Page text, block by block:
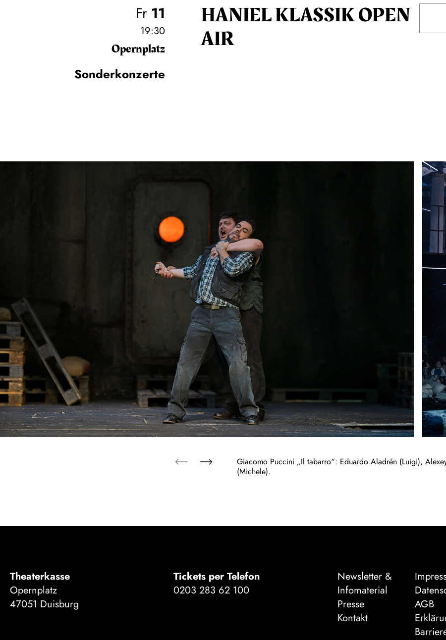
Fr 11
19:30
Opernplatz
Sonderkonzerte
HANIEL KLASSIK OPEN
AIR
Giacomo Puccini „Il tabarro“: Eduardo Aladrén (Luigi),
(Michele).
Theaterkasse
Opernplatz
47051 Duisburg
Tickets per Telefon
0203 283 62 100
Newsletter &
Infomaterial
Presse
Kontakt
AGB